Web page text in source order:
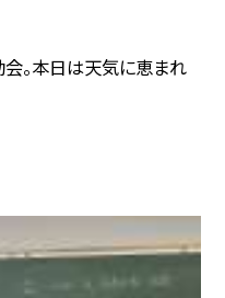
。本日は天気に恵まれ